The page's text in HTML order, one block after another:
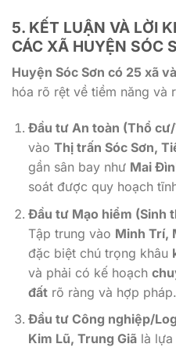
5. KẾT LUẬN VÀ LỜI
CÁC XÃ HUYỆN SÓC
Huyện Sóc Sơn có 25 xã
hóa rõ rệt về tiềm năng và
Đầu tư An toàn (Thổ
vào Thị trấn Sóc Sơn,
gần sân bay như Mai
soát được quy hoạch
Đầu tư Mạo hiểm (Sinh
Tập trung vào Minh Trí,
đặc biệt chú trọng khâu
và phải có kế hoạch
đấtrõ ràng và hợp pháp.
Đầu tư Công nghiệp/
Kim Lũ, Trung Giãlà lựa